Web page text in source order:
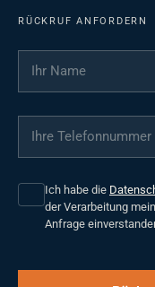
RÜCKRUF ANFORDERN
Ihr Name
Ihre
Ich habe die
der Verarbeitung
Anfrage